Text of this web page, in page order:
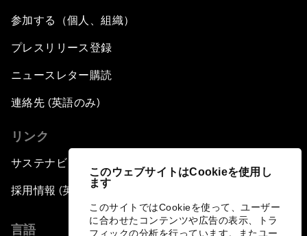
このウェブサイトはCookieを使用し
ます
このサイトではCookieを使って、ユーザー
に合わせたコンテンツや広告の表示、トラ
フィックの分析を行っています。またユー
参加する（個人、組織）
プレスリリース登録
ニュースレター購読
連絡先 (英語のみ)
リンク
サステナビリティへの取り組み
採用情報 (英語のみ)
言語